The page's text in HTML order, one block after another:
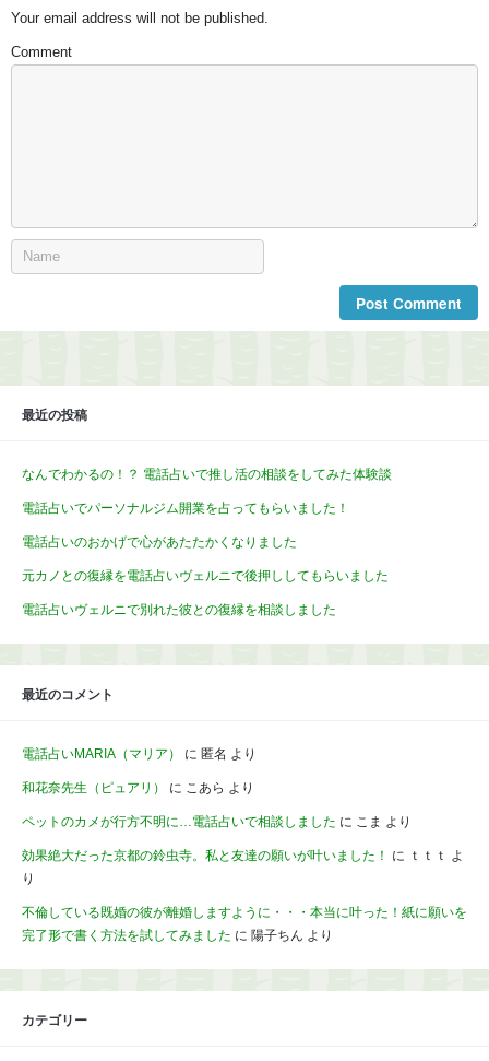
Your email address will not be published.
Comment
最近の投稿
なんでわかるの！？ 電話占いで推し活の相談をしてみた体験談
電話占いでパーソナルジム開業を占ってもらいました！
電話占いのおかげで心があたたかくなりました
元カノとの復縁を電話占いヴェルニで後押ししてもらいました
電話占いヴェルニで別れた彼との復縁を相談しました
最近のコメント
電話占いMARIA（マリア） に 匿名 より
和花奈先生（ピュアリ） に こあら より
ペットのカメが行方不明に…電話占いで相談しました に こま より
効果絶大だった京都の鈴虫寺。私と友達の願いが叶いました！ に ｔｔｔ よ
り
不倫している既婚の彼が離婚しますように・・・本当に叶った！紙に願いを
完了形で書く方法を試してみました に 陽子ちん より
カテゴリー